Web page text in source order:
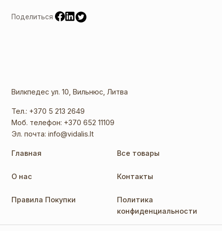
Поделиться
Вилкпедес ул. 10, Вильнюс, Литва
Тел.: +370 5 213 2649
Моб. телефон: +370 652 11109
Эл. почта:info@vidalis.lt
Главная Все товары
О нас Контакты
Правила Покупки
Политика
конфиденциальности